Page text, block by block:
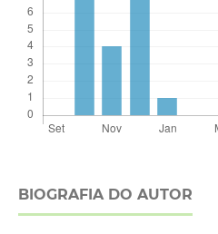
BIOGRAFIA DO AUTOR